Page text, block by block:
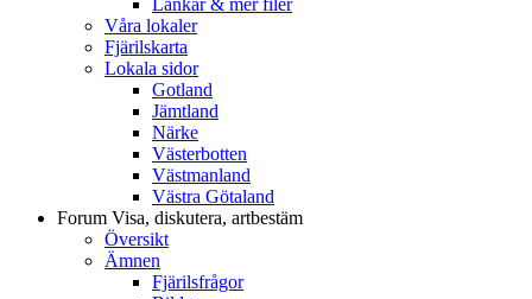
Våra lokaler
Fjärilskarta
Lokala sidor
Gotland
Jämtland
Närke
Västerbotten
Västmanland
Västra Götaland
Forum Visa, diskutera, artbestäm
Översikt
Ämnen
Fjärilsfrågor